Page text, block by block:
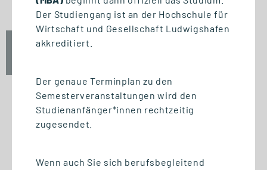
Fr., 25. September 2026
START STUDIENGANG
Der Studiengang ist an der Hochschule für
Wirtschaft und Gesellschaft Ludwigshafen
akkreditiert.
Der genaue Terminplan zu den
Semesterveranstaltungen wird den
Studienanfänger*innen rechtzeitig
zugesendet.
Wenn auch Sie sich berufsbegleitend